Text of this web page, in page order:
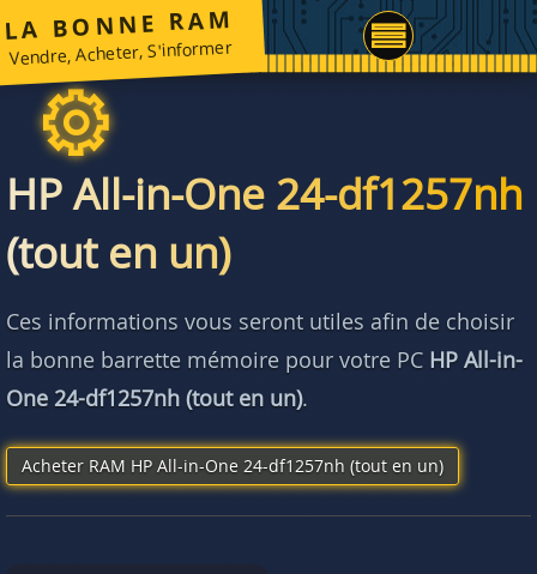
LA BONNE RAM
Vendre, Acheter, S'informer
HP All-in-One 24-df1257nh
(tout en un)
Ces informations vous seront utiles afin de choisir
la bonne barrette mémoire pour votre PC HP All-in-
One 24-df1257nh (tout en un).
Acheter RAM HP All-in-One 24-df1257nh (tout en un)